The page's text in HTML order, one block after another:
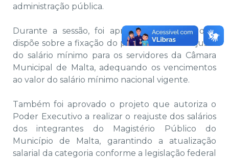
administração pública.
Durante a sessão, foi aprovado o projeto que
dispõe sobre a fixação do percentual de reajuste
do salário mínimo para os servidores da Câmara
Municipal de Malta, adequando os vencimentos
ao valor do salário mínimo nacional vigente.
Também foi aprovado o projeto que autoriza o
Poder Executivo a realizar o reajuste dos salários
dos integrantes do Magistério Público do
Município de Malta, garantindo a atualização
salarial da categoria conforme a legislação federal